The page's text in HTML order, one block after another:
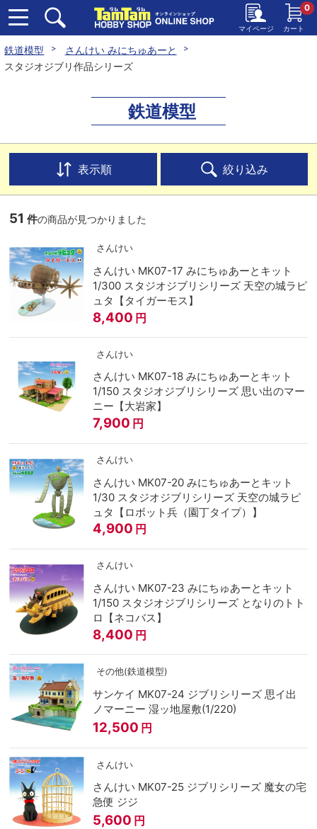
マイページ カート
0
鉄道模型
さんけい みにちゅあーと
スタジオジブリ作品シリーズ
鉄道模型
表示順 絞り込み
51 件の商品が見つかりました
さんけい
さんけい MK07-17 みにちゅあーとキット
1/300 スタジオジブリシリーズ 天空の城ラピ
ュタ【タイガーモス】
8,400 円
さんけい
さんけい MK07-18 みにちゅあーとキット
1/150 スタジオジブリシリーズ 思い出のマー
ニー【大岩家】
7,900 円
さんけい
さんけい MK07-20 みにちゅあーとキット
1/30 スタジオジブリシリーズ 天空の城ラピ
ュタ【ロボット兵（園丁タイプ）】
4,900 円
さんけい
さんけい MK07-23 みにちゅあーとキット
1/150 スタジオジブリシリーズ となりのトト
ロ【ネコバス】
8,400 円
その他(鉄道模型)
サンケイ MK07-24 ジブリシリーズ 思イ出
ノマーニー 湿ッ地屋敷(1/220)
12,500 円
さんけい
さんけい MK07-25 ジブリシリーズ 魔女の宅
急便 ジジ
5,600 円